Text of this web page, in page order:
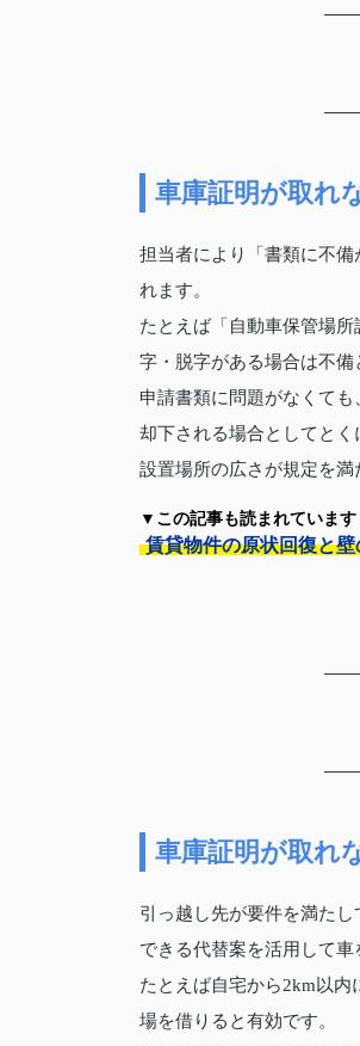
車庫証明が取れ
担当者により「書類に不
れます。
たとえば「自動車保管場
字・脱字がある場合は不備
申請書類に問題がなくて
却下される場合としてと
設置場所の広さが規定を満
▼この記事も読まれています
賃貸物件の原状回復と
車庫証明が取れ
引っ越し先が要件を満た
できる代替案を活用して車
たとえば自宅から2km以
場を借りると有効です。